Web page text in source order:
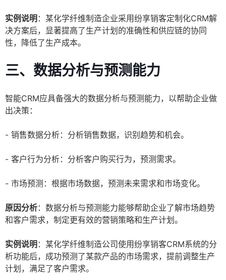
实例说明 ：某化学纤维制造企业采用纷享销客定制化CRM解
决方案后，显著提高了生产计划的准确性和供应链的协同
性，降低了生产成本。
三、数据分析与预测能力
智能CRM应具备强大的数据分析与预测能力，以帮助企业做
出决策：
- 销售数据分析：分析销售数据，识别趋势和机会。
- 客户行为分析：分析客户购买行为，预测需求。
- 市场预测：根据市场数据，预测未来需求和市场变化。
原因分析：数据分析与预测能力能够帮助企业了解市场趋势
和客户需求，制定更有效的营销策略和生产计划。
实例说明 ：某化学纤维制造公司使用纷享销客CRM系统的分
析功能后，成功预测了某款产品的市场需求，提前调整生产
计划，满足了客户需求。